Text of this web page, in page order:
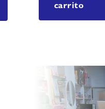
carrito